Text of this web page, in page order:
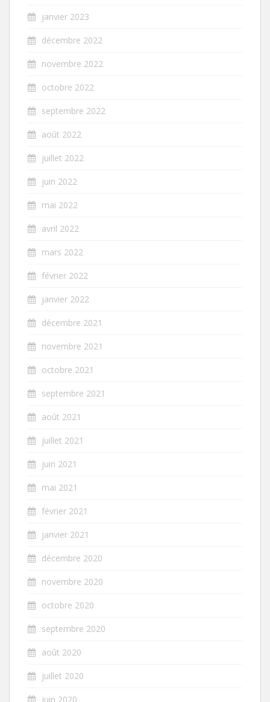
janvier 2023
décembre 2022
novembre 2022
octobre 2022
septembre 2022
août 2022
juillet 2022
juin 2022
mai 2022
avril 2022
mars 2022
février 2022
janvier 2022
décembre 2021
novembre 2021
octobre 2021
septembre 2021
août 2021
juillet 2021
juin 2021
mai 2021
février 2021
janvier 2021
décembre 2020
novembre 2020
octobre 2020
septembre 2020
août 2020
juillet 2020
juin 2020